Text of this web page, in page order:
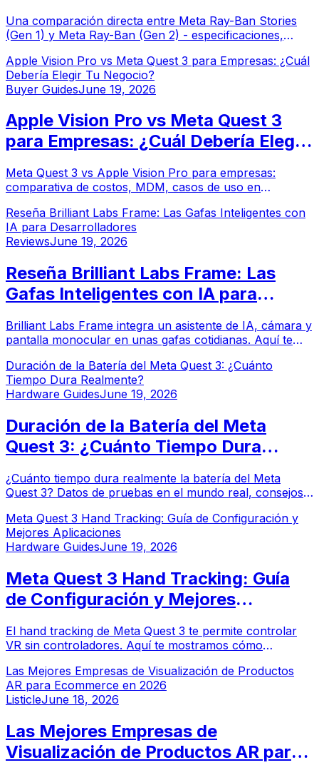
Una comparación directa entre Meta Ray-Ban Stories
(Gen 1) y Meta Ray-Ban (Gen 2) - especificaciones,
tiene sentido.
Apple Vision Pro vs Meta Quest 3 para Empresas: ¿Cuál
Debería Elegir Tu Negocio?
Buyer GuidesJune 19, 2026
Apple Vision Pro vs Meta Quest 3
para Empresas: ¿Cuál Debería Elegir
Meta Quest 3 vs Apple Vision Pro para empresas:
comparativa de costos, MDM, casos de uso en
mejor opción para tu organización.
Reseña Brilliant Labs Frame: Las Gafas Inteligentes con
IA para Desarrolladores
ReviewsJune 19, 2026
Reseña Brilliant Labs Frame: Las
Gafas Inteligentes con IA para
Brilliant Labs Frame integra un asistente de IA, cámara y
pantalla monocular en unas gafas cotidianas. Aquí te
inteligentes con IA más amigables para desarrolladores
del mercado.
Duración de la Batería del Meta Quest 3: ¿Cuánto
Tiempo Dura Realmente?
Hardware GuidesJune 19, 2026
Duración de la Batería del Meta
Quest 3: ¿Cuánto Tiempo Dura
¿Cuánto tiempo dura realmente la batería del Meta
Quest 3? Datos de pruebas en el mundo real, consejos
Quest 2 y Quest 3S.
Meta Quest 3 Hand Tracking: Guía de Configuración y
Mejores Aplicaciones
Hardware GuidesJune 19, 2026
Meta Quest 3 Hand Tracking: Guía
de Configuración y Mejores
El hand tracking de Meta Quest 3 te permite controlar
VR sin controladores. Aquí te mostramos cómo
mejores aplicaciones para usarlo.
Las Mejores Empresas de Visualización de Productos
AR para Ecommerce en 2026
ListicleJune 18, 2026
Las Mejores Empresas de
Visualización de Productos AR para